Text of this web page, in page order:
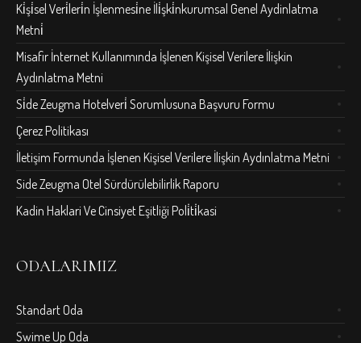
Ki̇şi̇sel Veri̇leri̇n İşlenmesi̇ne İli̇şki̇nkurumsal Genel Aydinlatma
Metni̇
Misafir İnternet Kullanımında İşlenen Kişisel Verilere İlişkin
Aydınlatma Metni
Si̇de Zeugma Hotelveri̇ Sorumlusuna Başvuru Formu
Çerez Politikası
İletişim Formunda İşlenen Kişisel Verilere İlişkin Aydınlatma Metni
Side Zeugma Otel Sürdürülebilirlik Raporu
Kadin Haklari Ve Cinsiyet Eşitliği Poli̇ti̇kasi
ODALARIMIZ
Standart Oda
Swime Up Oda